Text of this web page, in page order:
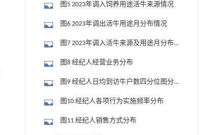
图5 2023年调入饲养用途活牛来源情况
图6 2023年调出活牛用途月分布情况
图7 2023年调入活牛来源及用途月分布
图8 经纪人经营业务分布
图9 经纪人日均到访牛户数四分位图分
图10 经纪人各项行为实施频率分布
图11 经纪人销售方式分布